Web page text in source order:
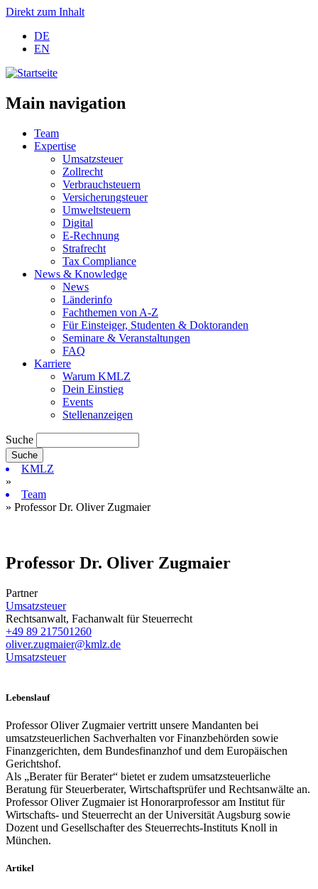
Direkt zum Inhalt
DE
EN
Main navigation
Team
Expertise
Umsatzsteuer
Zollrecht
Verbrauchsteuern
Versicherungsteuer
Umweltsteuern
Digital
E-Rechnung
Strafrecht
Tax Compliance
News & Knowledge
News
Länderinfo
Fachthemen von A-Z
Für Einsteiger, Studenten & Doktoranden
Seminare & Veranstaltungen
FAQ
Karriere
Warum KMLZ
Dein Einstieg
Events
Stellenanzeigen
Suche
KMLZ
»
Team
» Professor Dr. Oliver Zugmaier
Professor Dr. Oliver Zugmaier
Partner
Umsatzsteuer
Rechtsanwalt, Fachanwalt für Steuerrecht
+49 89 217501260
oliver.zugmaier@kmlz.de
Umsatzsteuer
Lebenslauf
Professor Oliver Zugmaier vertritt unsere Mandanten bei
umsatzsteuerlichen Sachverhalten vor Finanzbehörden sowie
Finanzgerichten, dem Bundesfinanzhof und dem Europäischen
Gerichtshof.
Als „Berater für Berater“ bietet er zudem umsatzsteuerliche
Beratung für Steuerberater, Wirtschaftsprüfer und Rechtsanwälte an.
Professor Oliver Zugmaier ist Honorarprofessor am Institut für
Wirtschafts- und Steuerrecht an der Universität Augsburg sowie
Dozent und Gesellschafter des Steuerrechts-Instituts Knoll in
München.
Artikel